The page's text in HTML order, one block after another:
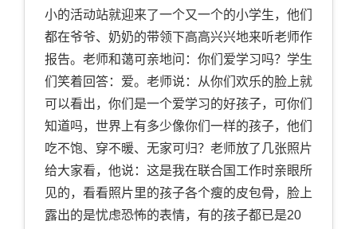
小的活动站就迎来了一个又一个的小学生，他们
都在爷爷、奶奶的带领下高高兴兴地来听老师作
报告。老师和蔼可亲地问：你们爱学习吗？学生
们笑着回答：爱。老师说：从你们欢乐的脸上就
可以看出，你们是一个爱学习的好孩子，可你们
知道吗，世界上有多少像你们一样的孩子，他们
吃不饱、穿不暖、无家可归？老师放了几张照片
给大家看，他说：这是我在联合国工作时亲眼所
见的，看看照片里的孩子各个瘦的皮包骨，脸上
露出的是忧虑恐怖的表情，有的孩子都已是20